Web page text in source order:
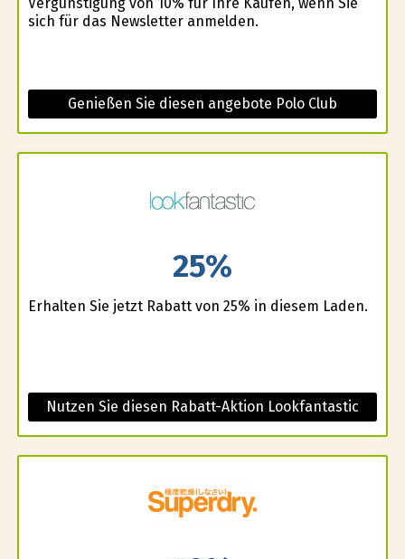
sich für das Newsletter anmelden.
Genießen Sie diesen angebote Polo Club
25%
Erhalten Sie jetzt Rabatt von 25% in diesem Laden.
Nutzen Sie diesen Rabatt-Aktion Lookfantastic